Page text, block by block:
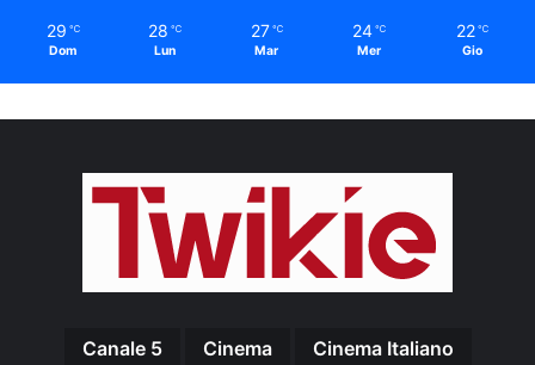
29 ℃
Dom
28 ℃
Lun
27 ℃
Mar
24 ℃
Mer
22 ℃
Gio
Canale 5 Cinema
Cinema Italiano